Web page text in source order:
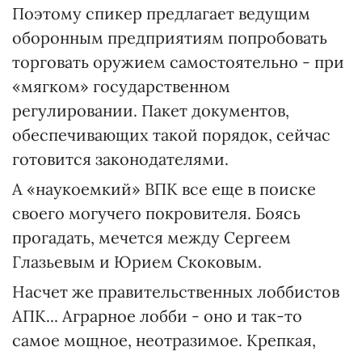
Поэтому спикер предлагает ведущим
оборонным предприятиям попробовать
торговать оружием самостоятельно - при
«мягком» государственном
регулировании. Пакет документов,
обеспечивающих такой порядок, сейчас
готовится законодателями.
А «наукоемкий» ВПК все еще в поиске
своего могучего покровителя. Боясь
прогадать, мечется между Сергеем
Глазьевым и Юрием Скоковым.
Насчет же правительственных лоббистов
АПК... Аграрное лобби - оно и так-то
самое мощное, неотразимое. Крепкая,